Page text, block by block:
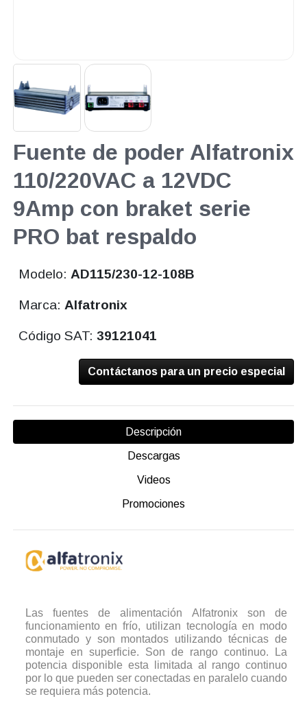
Fuente de poder Alfatronix
110/220VAC a 12VDC
9Amp con braket serie
PRO bat respaldo
Modelo: AD115/230-12-108B
Marca: Alfatronix
Código SAT:39121041
Contáctanos para un precio especial
Descripción
Descargas
Videos
Promociones
Las fuentes de alimentación Alfatronix son de
funcionamiento en frío, utilizan tecnología en modo
conmutado y son montados utilizando técnicas de
montaje en superficie. Son de rango continuo. La
potencia disponible esta limitada al rango continuo
por lo que pueden ser conectadas en paralelo cuando
se requiera más potencia.